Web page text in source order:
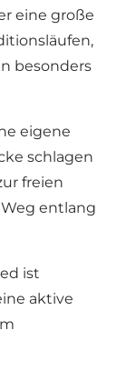
eine große
besonders
eigene
schlagen
freien
entlang
ist
aktive